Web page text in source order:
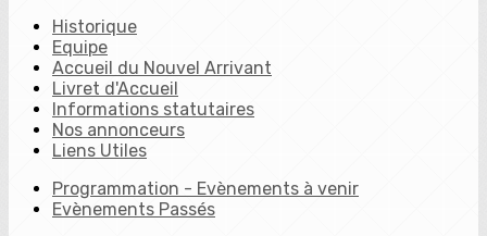
Historique
Equipe
Accueil du Nouvel Arrivant
Livret d'Accueil
Informations statutaires
Nos annonceurs
Liens Utiles
Programmation - Evènements à venir
Evènements Passés